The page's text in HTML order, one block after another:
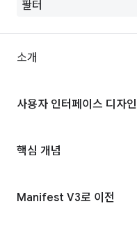
소개
사용자 인터페이스 디자인
핵심 개념
Manifest V3로 이전